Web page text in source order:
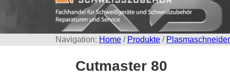
Navigation: Home/ Produkte/
Cutmaster 80